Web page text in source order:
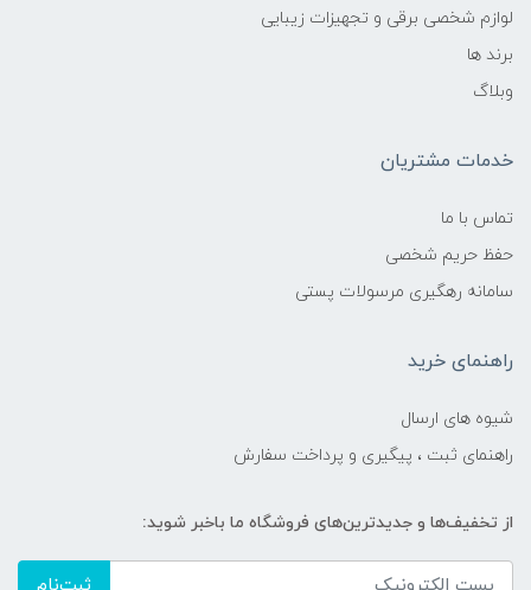
لوازم شخصی برقی و تجهیزات زیبایی
برند ها
وبلاگ
خدمات مشتریان
تماس با ما
حفظ حریم شخصی
سامانه رهگیری مرسولات پستی
راهنمای خرید
شیوه های ارسال
راهنمای ثبت ، پیگیری و پرداخت سفارش
از تخفیف‌ها و جدیدترین‌های فروشگاه ما باخبر شوید: